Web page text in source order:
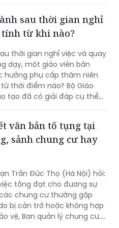
thời gian nghỉ việc và quay
dạy, một giáo viên băn
hưởng phụ cấp thâm niên
thời điểm nào? Bộ Giáo
tạo đã có giải đáp cụ thể
văn bản tố tụng tại
Trần Đức Thọ (Hà Nội) hỏi:
chung cư thường gặp
bị cản trở hoặc không hợp
vệ, Ban quản lý chung cư.
có thể niêm yết tại khu vực
sảnh chung cư hay
6 tháng tuổi được